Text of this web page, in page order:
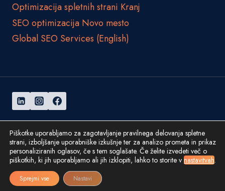
Optimizacija spletnih strani Kranj
SEO optimizacija Novo mesto
Global SEO Services (English)
Splošni pogoji poslovanja Politika zasebnosti
Piškotke uporabljamo za zagotavljanje pravilnega delovanja spletne
strani, izboljšanje uporabniške izkušnje ter za analizo prometa in prikaz
personaliziranih oglasov, če s tem soglašate. Če želite izvedeti več o
piškotkih, ki jih uporabljamo ali jih izklopiti, lahko to storite v nastavitvah.
Sprejmi vse Nastavi